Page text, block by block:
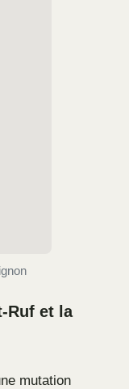
Ruf et la
mutation